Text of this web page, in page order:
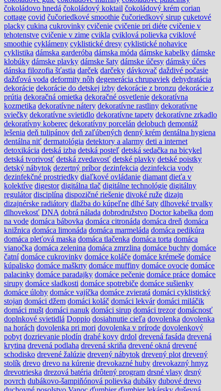
čokoládovo hnedá čokoládový koktail čokoládový krém corian
cottage covid čučoriedkové smoothie čučoriedkový sirup cuketové
placky cukina cukrovinky cvičenie cvičenie pri diéte cvičenie v
tehotenstve cvičenie v zime cvikla cviklová polievka cviklové
smoothie cyklámeny cyklistické dresy cyklistické nohavice
cyklistika dámska garderóba dámska móda dámske kabelky dámske
klobúky dámske plavky dámske šaty dámske účesy dámsky účes
dánska filozofia šťastia darček darčeky dávkovač daždivé počasie
dažďová voda deformity nôh degenerácia chrupaviek dehydratácia
dekorácie dekorácie do detskej izby dekorácie z bronzu dekorácie z
prútia dekoračná omietka dekoračné osvetlenie dekoratívna
kozmetika dekoratívne nátery dekoratívne rastliny dekoratívne
sviečky dekoratívne svietidlo dekoratívne tapety dekoratívne zrkadlo
dekoratívny koberec dekoratívny porcelán delobuch demontáž
lešenia deň tulipánov deň zaľúbených denný krém dentálna hygiena
dentálna niť dermatológia detektory a alarmy deti a internet
detoxikácia detská izba detská posteľ detská sedačka na bicykel
detská tvorivosť detská zvedavosť detské plavky detské poistky
detský nábytok dezertný príbor dezinfekcia dezinfekcia vody
dezinfekčné prostriedky diaľkové ovládanie diamant dieťa v
kolektíve digestor digitálna tlač digitálne technológie digitálny
regulátor disciplína dispozičné riešenie divoké ruže dizajn
dizajnérske radiátory dlažba do kúpeľne dlhé šaty dlhoveké trvalky
dlhovekosť DNA dobrá nálada dobrodružstvo Doctor kabelka dom
na vode domáca bábovka domáca citronáda domáca dreň domáca
knižnica domáca limonáda domáca marmeláda domáca pedikúra
domáca pleťová maska domáca tlačenka domáca torta domáca
vianočka domáca zelenina domáca zmrzlina domáce buchty domáce
čatní domáce cukrovinky domáce koláče domáce krémeše domáce
kúpalisko domáce maškrty domáce muffiny domáce ovocie domáce
palacinky domáce paradajky domáce pečenie domáce práce domáce
sirupy domáce sladkosti domáce spotrebiče domáce sušienky
domáce úlohy domáce vajíčka domáce zvieratá domáci cyklistický
stojan domáci džem domáci koláč domáci lekvár domáci miláčik
domáci mušt domáci nanuk domáci sirup domáci trezor domácnosť
doplnkové svietidlá Doppio dosiahnutie cieľa dovolenka dovolenka
na horách dovolenka pri mori dovolenka v prírode dovolenkový
pobyt dozrievanie plodín drahé kovy drdol drevená fasáda drevená
krytina drevená podlaha drevená skriňa drevené okná drevené
schodisko drevené žalúzie drevený nábytok drevený plot drevený
stolík drevo drevo na kúrenie drevokazné huby drevokazný hmyz
drevotrieska drezová batéria drôtený program drsné vlasy drsný
povrch dubákovo-šampiňónová polievka dubáky dubové drevo